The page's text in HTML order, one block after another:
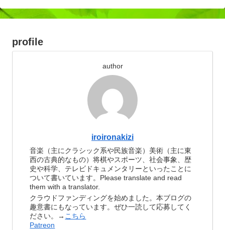
profile
author
iroironakizi
音楽（主にクラシック系や民族音楽）美術（主に東
西の古典的なもの）将棋やスポーツ、社会事象、歴
史や科学、テレビドキュメンタリーといったことに
ついて書いています。Please translate and read
them with a translator.
クラウドファンディングを始めました。本ブログの
趣意書にもなっています。ぜひ一読して応募してく
ださい。→ こちら
Patreon